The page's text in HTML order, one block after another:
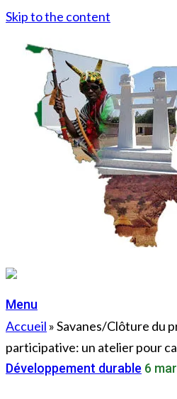
Skip to the content
Menu
Accueil »Savanes/Clôture du
participative: un atelier pour
Développement durable 6